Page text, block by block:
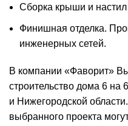
Сборка крыши и настил
Финишная отделка.
инженерных сетей.
В компании «Фаворит»
строительство дома 6 на
и Нижегородской
выбранного проекта